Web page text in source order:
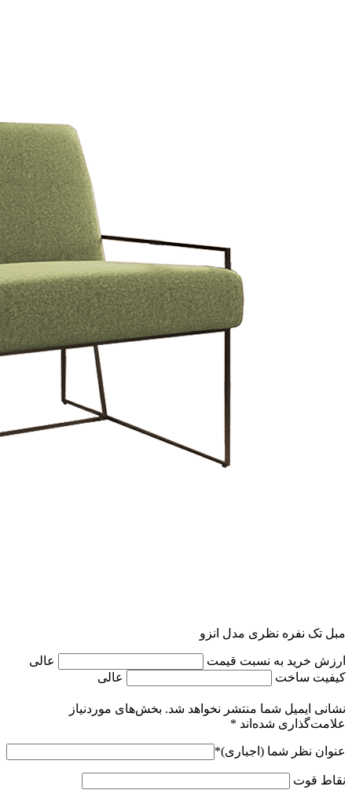
مبل تک نفره نظری مدل انزو
ارزش خرید به نسبت قیمت
عالی
کیفیت ساخت
عالی
نشانی ایمیل شما منتشر نخواهد شد. بخش‌های موردنیاز
علامت‌گذاری شده‌اند *
عنوان نظر شما (اجباری)*
نقاط قوت